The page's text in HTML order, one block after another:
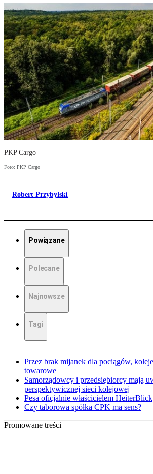
PKP Cargo
Foto: PKP Cargo
Robert Przybylski
Powiązane
Polecane
Najnowsze
Tagi
Przez brak mijanek dla pociągów,
towarowe
Samorządowcy i przedsiębiorcy mają
perspektywicznej sieci kolejowej
Pesa oficjalnie właścicielem HeiterBlick
Czy taborowa spółka CPK ma sens?
Promowane treści